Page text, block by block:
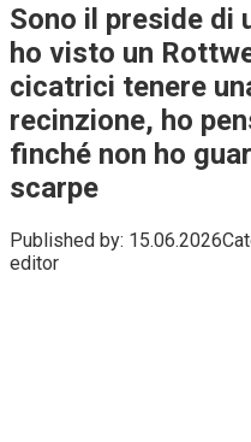
Sono il preside di
ho visto un
cicatrici tenere
recinzione, ho
finché non ho
scarpe
Published by: 15.06.2026
editor